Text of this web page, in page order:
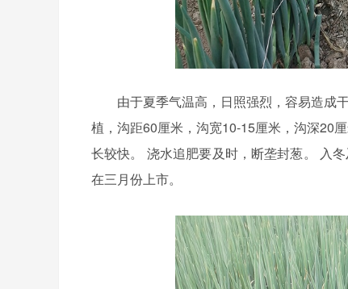
由于夏季气温高，日照强烈，容易造成
植，沟距60厘米，沟宽10-15厘米，沟深20
长较快。 浇水追肥要及时，断垄封葱。 入
在三月份上市。